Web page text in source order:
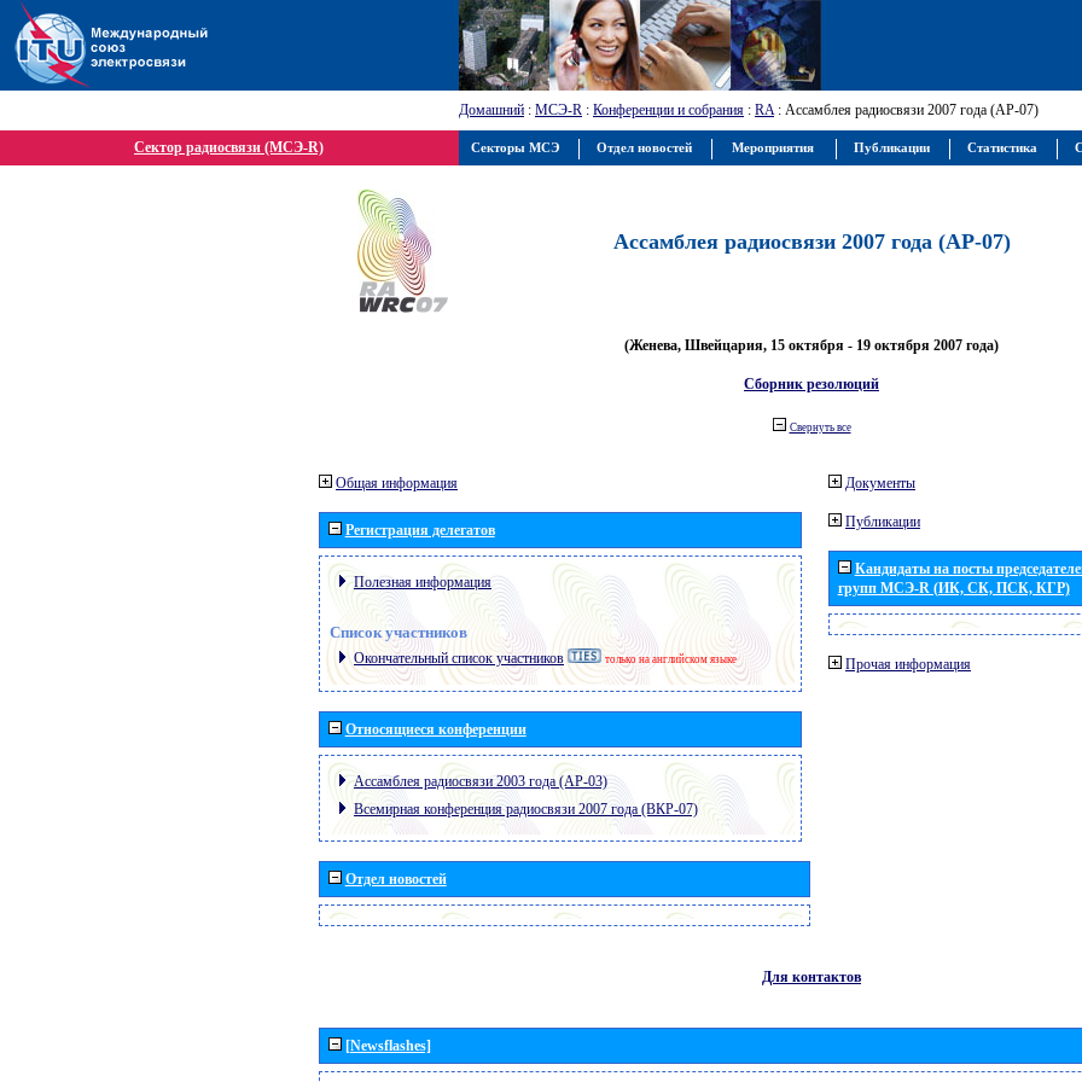
Домашний : МСЭ-R : Конференции и собрания : RA: Ассамблея радиосвязи 2007 года (АР-07)
Сектор радиосвязи (МСЭ-R)
Ассамблея радиосвязи 2007 года (АР-07)
(Женева, Швейцария, 15 октября - 19 октября 2007 года)
Сборник резолюций
Свернуть все
Общая информация
Регистрация делегатов
Полезная информация
Список участников
Окончательный список участников только на английском языке
Относящиеся конференции
Ассамблея радиосвязи 2003 года (АР-03)
Всемирная конференция радиосвязи 2007 года (ВКР-07)
Отдел новостей
Документы
Публикации
Кандидаты на посты
групп МСЭ-R (ИК, СК, ПСК, КГР)
Прочая информация
Для контактов
[Newsflashes]
Секторы МСЭ Отдел новостей Мероприятия Публикации Статистика